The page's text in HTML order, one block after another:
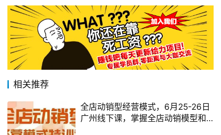
相关推荐
全店动销型经营模式，6月25-26日
广州线下课，掌握全店动销模型和